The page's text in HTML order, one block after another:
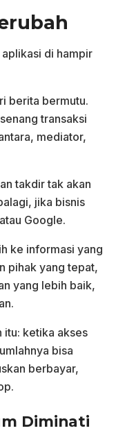
di hampir
berita bermutu.
transaksi
mediator,
takdir tak akan
jika bisnis
Google.
ke informasi yang
pihak yang tepat,
yang lebih baik,
itu: ketika akses
bisa
berbayar,
Diminati